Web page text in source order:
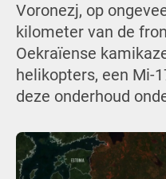
Voronezj, op
kilometer van de
Oekraïense
helikopters, een Mi-
deze onderhoud